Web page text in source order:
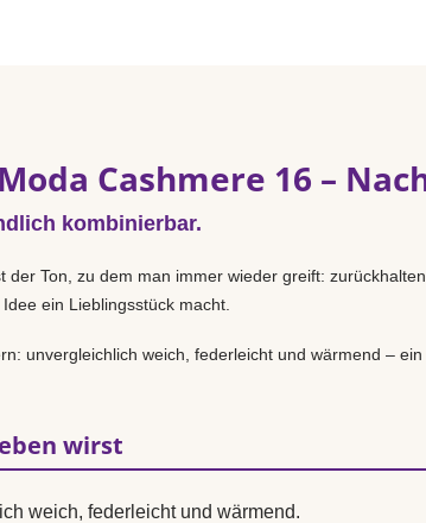
Cashmere 16 –
kombinierbar.
der Ton, zu dem man immer wieder greift:
ein Lieblingsstück macht.
unvergleichlich weich, federleicht und wärmend –
wirst
weich, federleicht und wärmend.